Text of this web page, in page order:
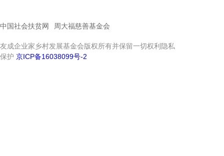
中国社会扶贫网 周大福慈善基金会
友成企业家乡村发展基金会版权所有并保留一切权利隐私
保护 京ICP备16038099号-2